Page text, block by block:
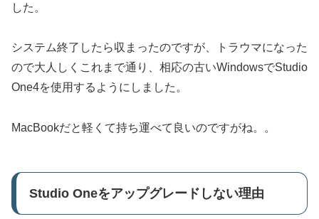
した。
システム終了したら収まったのですが、トラウマになった
ので大人しくこれまで通り、相応の古いWindowsでStudio
One4を使用するようにしました。
MacBookだと軽くて持ち運べて良いのですがね。。
Studio Oneをアップグレードしない理由